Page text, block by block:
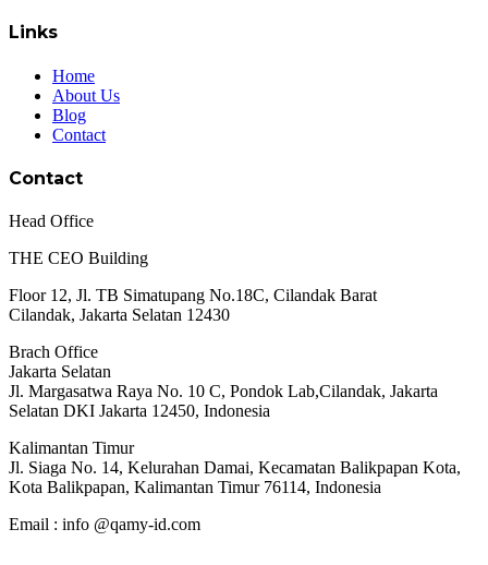
Links
Home
About Us
Blog
Contact
Contact
Head Office
THE CEO Building
Floor 12, Jl. TB Simatupang No.18C, Cilandak Barat
Cilandak, Jakarta Selatan 12430
Brach Office
Jakarta Selatan
Jl. Margasatwa Raya No. 10 C, Pondok Lab,Cilandak, Jakarta
Selatan DKI Jakarta 12450, Indonesia
Kalimantan Timur
Jl. Siaga No. 14, Kelurahan Damai, Kecamatan Balikpapan Kota,
Kota Balikpapan, Kalimantan Timur 76114, Indonesia
Email : info @qamy-id.com